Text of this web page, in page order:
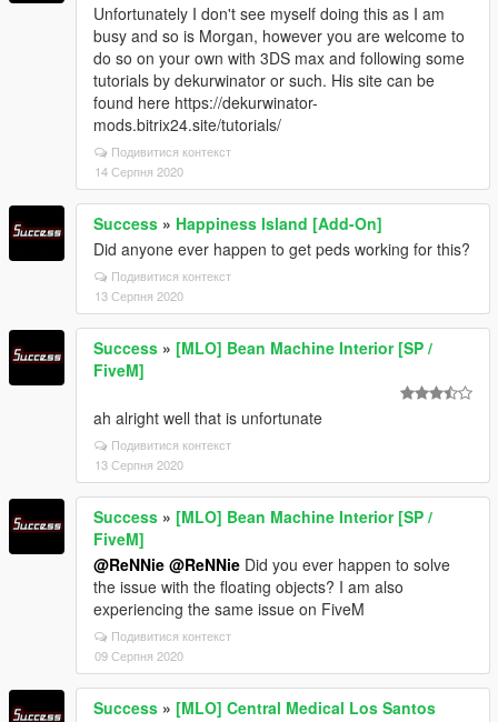
Unfortunately I don't see myself doing this as I am
busy and so is Morgan, however you are welcome to
do so on your own with 3DS max and following some
tutorials by dekurwinator or such. His site can be
found here https://dekurwinator-
mods.bitrix24.site/tutorials/
Подивитися контекст
14 Серпня 2020
Success » Happiness Island [Add-On]
Did anyone ever happen to get peds working for this?
Подивитися контекст
13 Серпня 2020
Success » [MLO] Bean Machine Interior [SP /
FiveM]
ah alright well that is unfortunate
Подивитися контекст
13 Серпня 2020
Success » [MLO] Bean Machine Interior [SP /
FiveM]
@ReNNie @ReNNie Did you ever happen to solve
the issue with the floating objects? I am also
experiencing the same issue on FiveM
Подивитися контекст
09 Серпня 2020
Success » [MLO] Central Medical Los Santos